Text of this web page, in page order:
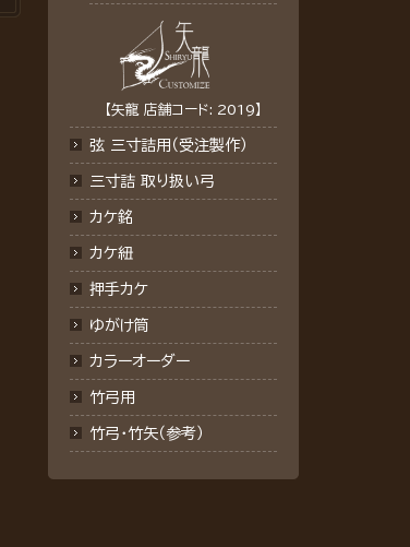
【矢龍 店舗コード: 2019】
弦 三寸詰用（受注製作）
三寸詰 取り扱い弓
カケ銘
カケ紐
押手カケ
ゆがけ筒
カラーオーダー
竹弓用
竹弓・竹矢（参考）